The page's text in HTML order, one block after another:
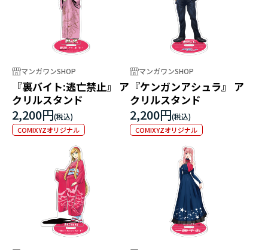
マンガワンSHOP
『裏バイト:逃亡禁止』 ア
クリルスタンド
2,200円
COMIXYZオリジナル
マンガワンSHOP
『ケンガンアシュラ』 ア
クリルスタンド
2,200円
COMIXYZオリジナル